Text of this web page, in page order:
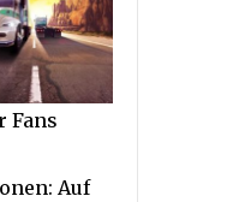
Fans
Auf